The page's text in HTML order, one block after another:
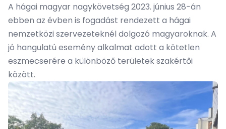
A hágai magyar nagykövetség 2023. június 28-án
ebben az évben is fogadást rendezett a hágai
nemzetközi szervezeteknél dolgozó magyaroknak. A
jó hangulatú esemény alkalmat adott a kötetlen
eszmecserére a különböző területek szakértői
között.